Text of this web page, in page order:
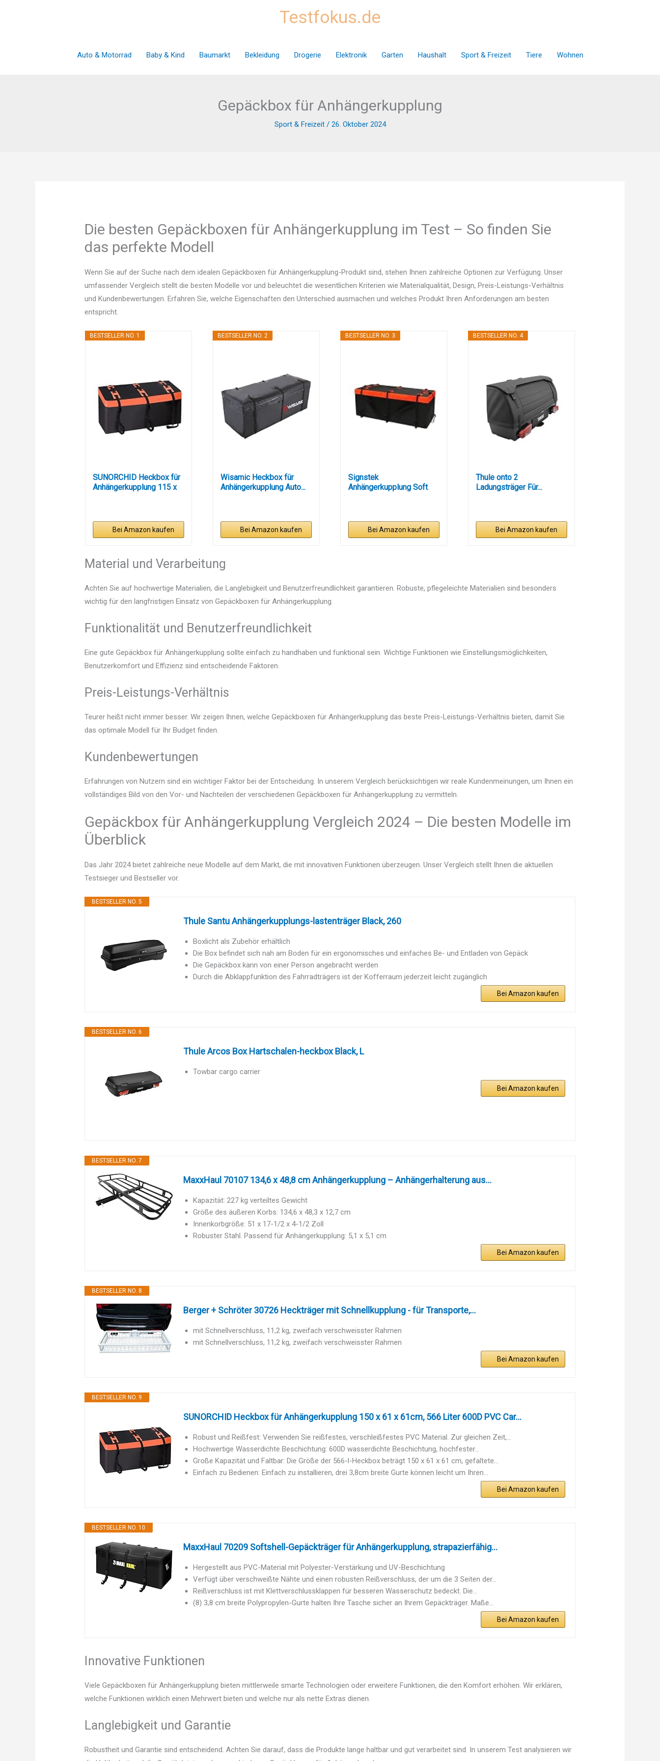
Testfokus.de
Auto & Motorrad Baby & Kind Baumarkt Bekleidung Drogerie Elektronik Garten Haushalt Sport & Freizeit Tiere Wohnen
Gepäckbox für Anhängerkupplung
Sport & Freizeit/ 26. Oktober 2024
Die besten Gepäckboxen für Anhängerkupplung im Test – So finden Sie
das perfekte Modell
Wenn Sie auf der Suche nach dem idealen Gepäckboxen für Anhängerkupplung-Produkt sind, stehen Ihnen zahlreiche Optionen zur Verfügung. Unser
umfassender Vergleich stellt die besten Modelle vor und beleuchtet die wesentlichen Kriterien wie Materialqualität, Design, Preis-Leistungs-Verhältnis
und Kundenbewertungen. Erfahren Sie, welche Eigenschaften den Unterschied ausmachen und welches Produkt Ihren Anforderungen am besten
entspricht.
BESTSELLER NO. 1
SUNORCHID Heckbox für
Anhängerkupplung 115 x
Bei Amazon kaufen
BESTSELLER NO. 2
Wisamic Heckbox für
Anhängerkupplung Auto...
Bei Amazon kaufen
BESTSELLER NO. 3
Signstek
Anhängerkupplung Soft
Bei Amazon kaufen
BESTSELLER NO. 4
Thule onto 2
Ladungsträger Für...
Bei Amazon kaufen
Material und Verarbeitung
Achten Sie auf hochwertige Materialien, die Langlebigkeit und Benutzerfreundlichkeit garantieren. Robuste, pflegeleichte Materialien sind besonders
wichtig für den langfristigen Einsatz von Gepäckboxen für Anhängerkupplung.
Funktionalität und Benutzerfreundlichkeit
Eine gute Gepäckbox für Anhängerkupplung sollte einfach zu handhaben und funktional sein. Wichtige Funktionen wie Einstellungsmöglichkeiten,
Benutzerkomfort und Effizienz sind entscheidende Faktoren.
Preis-Leistungs-Verhältnis
Teurer heißt nicht immer besser. Wir zeigen Ihnen, welche Gepäckboxen für Anhängerkupplung das beste Preis-Leistungs-Verhältnis bieten, damit Sie
das optimale Modell für Ihr Budget finden.
Kundenbewertungen
Erfahrungen von Nutzern sind ein wichtiger Faktor bei der Entscheidung. In unserem Vergleich berücksichtigen wir reale Kundenmeinungen, um Ihnen ein
vollständiges Bild von den Vor- und Nachteilen der verschiedenen Gepäckboxen für Anhängerkupplung zu vermitteln.
Gepäckbox für Anhängerkupplung Vergleich 2024 – Die besten Modelle im
Überblick
Das Jahr 2024 bietet zahlreiche neue Modelle auf dem Markt, die mit innovativen Funktionen überzeugen. Unser Vergleich stellt Ihnen die aktuellen
Testsieger und Bestseller vor.
BESTSELLER NO. 5
Thule Santu Anhängerkupplungs-lastenträger Black, 260
Boxlicht als Zubehör erhältlich
Die Box befindet sich nah am Boden für ein ergonomisches und einfaches Be- und Entladen von Gepäck
Die Gepäckbox kann von einer Person angebracht werden
Durch die Abklappfunktion des Fahrradträgers ist der Kofferraum jederzeit leicht zugänglich
Bei Amazon kaufen
BESTSELLER NO. 6
Thule Arcos Box Hartschalen-heckbox Black, L
Towbar cargo carrier
Bei Amazon kaufen
BESTSELLER NO. 7
MaxxHaul 70107 134,6 x 48,8 cm Anhängerkupplung – Anhängerhalterung aus...
Kapazität: 227 kg verteiltes Gewicht
Größe des äußeren Korbs: 134,6 x 48,3 x 12,7 cm
Innenkorbgröße: 51 x 17-1/2 x 4-1/2 Zoll
Robuster Stahl. Passend für Anhängerkupplung: 5,1 x 5,1 cm
Bei Amazon kaufen
BESTSELLER NO. 8
Berger + Schröter 30726 Heckträger mit Schnellkupplung - für Transporte,...
mit Schnellverschluss, 11,2 kg, zweifach verschweisster Rahmen
mit Schnellverschluss, 11,2 kg, zweifach verschweisster Rahmen
Bei Amazon kaufen
BESTSELLER NO. 9
SUNORCHID Heckbox für Anhängerkupplung 150 x 61 x 61cm, 566 Liter 600D PVC Car...
Robust und Reißfest: Verwenden Sie reißfestes, verschleißfestes PVC Material. Zur gleichen Zeit,...
Hochwertige Wasserdichte Beschichtung: 600D wasserdichte Beschichtung, hochfester...
Große Kapazität und Faltbar: Die Größe der 566-l-Heckbox beträgt 150 x 61 x 61 cm, gefaltete...
Einfach zu Bedienen: Einfach zu installieren, drei 3,8cm breite Gurte können leicht um Ihren...
Bei Amazon kaufen
BESTSELLER NO. 10
MaxxHaul 70209 Softshell-Gepäckträger für Anhängerkupplung, strapazierfähig...
Hergestellt aus PVC-Material mit Polyester-Verstärkung und UV-Beschichtung
Verfügt über verschweißte Nähte und einen robusten Reißverschluss, der um die 3 Seiten der...
Reißverschluss ist mit Klettverschlussklappen für besseren Wasserschutz bedeckt. Die...
(8) 3,8 cm breite Polypropylen-Gurte halten Ihre Tasche sicher an Ihrem Gepäckträger. Maße...
Bei Amazon kaufen
Innovative Funktionen
Viele Gepäckboxen für Anhängerkupplung bieten mittlerweile smarte Technologien oder erweitere Funktionen, die den Komfort erhöhen. Wir erklären,
welche Funktionen wirklich einen Mehrwert bieten und welche nur als nette Extras dienen.
Langlebigkeit und Garantie
Robustheit und Garantie sind entscheidend. Achten Sie darauf, dass die Produkte lange haltbar und gut verarbeitet sind. In unserem Test analysieren wir